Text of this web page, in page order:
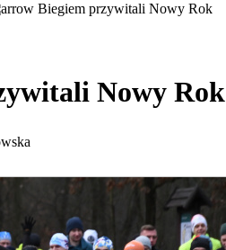
Biegiem przywitali Nowy Rok
Nowy Rok